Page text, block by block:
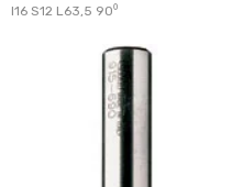
I16 S12 L63,5 90⁰